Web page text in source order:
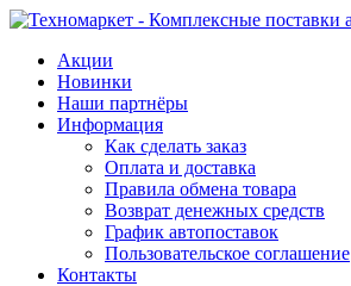
Акции
Новинки
Наши партнёры
Информация
Как сделать заказ
Оплата и доставка
Правила обмена товара
Возврат денежных средств
График автопоставок
Пользовательское соглашение
Контакты